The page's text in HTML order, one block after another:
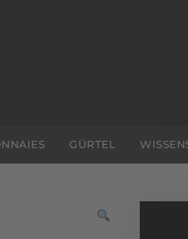
GÜRTEL